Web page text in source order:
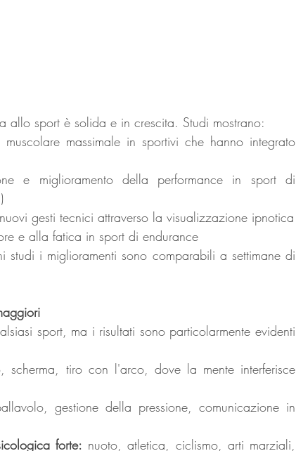
allo sport è solida e in crescita. Studi mostrano:
massimale in sportivi che hanno integrato
e miglioramento della performance in sport di
gesti tecnici attraverso la visualizzazione ipnotica
e alla fatica in sport di endurance
i miglioramenti sono comparabili a settimane di
sport, ma i risultati sono particolarmente evidenti
scherma, tiro con l'arco, dove la mente interferisce
gestione della pressione, comunicazione in
forte: nuoto, atletica, ciclismo, arti marziali,